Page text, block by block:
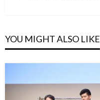
YOU MIGHT ALSO LIKE